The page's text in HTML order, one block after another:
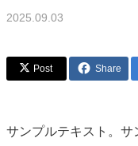
2025.09.03
Post Share
サンプルテキスト。サ